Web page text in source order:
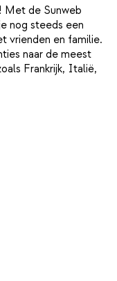
Met de Sunweb
nog steeds een
vrienden en familie.
naar de meest
Frankrijk, Italië,